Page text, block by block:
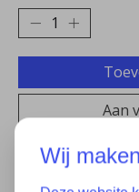
Aan
Toevoegen om te
Wij